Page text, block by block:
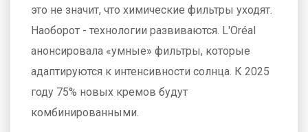
это не значит, что химические фильтры уходят.
Наоборот - технологии развиваются. L'Oréal
анонсировала «умные» фильтры, которые
адаптируются к интенсивности солнца. К 2025
году 75% новых кремов будут
комбинированными.